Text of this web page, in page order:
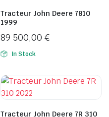
Tracteur John Deere 7810
1999
89 500,00 €
In Stock
Tracteur John Deere 7R 310